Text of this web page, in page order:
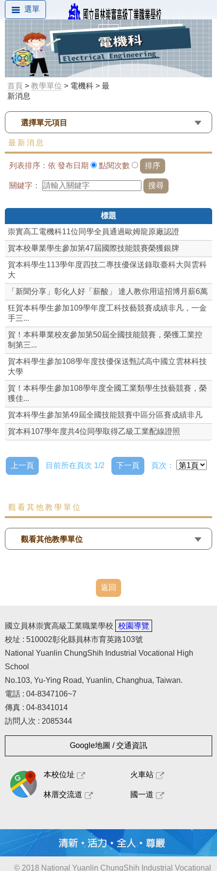
選單
首頁 > 教學單位 > 電機科 > 最
新消息
選擇單元項目
最新消息
列表排序：依 發布日期 點閱次數
關鍵字：
標題
崇實高工電機科11位同學全員通過歐姆龍原廠認證
賀本校畢業學生參加第47屆國際技能競賽榮獲銀牌
賀本科學生113學年度四技二專技優保送錄取臺科大與雲科
大
「新聞分享」彰化人好「薪酸」 達人教你用這招博月薪6萬
狂賀本科學生參加109學年度工科技藝競賽成績非凡，一金
手三...
賀！本科畢業校友參加第50屆全國技能競賽，榮獲工業控
制第三...
賀本科學生參加108學年度技優保送甄試高中國立雲林科技
大學
賀！本科學生參加108學年度全國工業類學生技藝競賽，榮
獲佳...
賀本科學生參加第49屆全國技能競賽中區分區賽成績非凡
賀本科107學年度共4位同學取得乙級工業配線證照
上一頁 目前所在頁次 1/2 下一頁 頁次：
觀看其他教學單位
觀看其他教學單位
返回
國立員林崇實高級工業職業學校
校園導覽
校址 : 510002彰化縣員林市育英路103號
National Yuanlin ChungShih Industrial Vocational High
School
No.103, Yu-Ying Road, Yuanlin, Changhua, Taiwan.
電話 : 04-8347106~7
傳真 : 04-8341014
訪問人次 : 2085344
Google地圖 / 交通資訊
本校位址 火車站
林厝交流道 國一道
© 2018 National Yuanlin ChungShih Industrial Vocational